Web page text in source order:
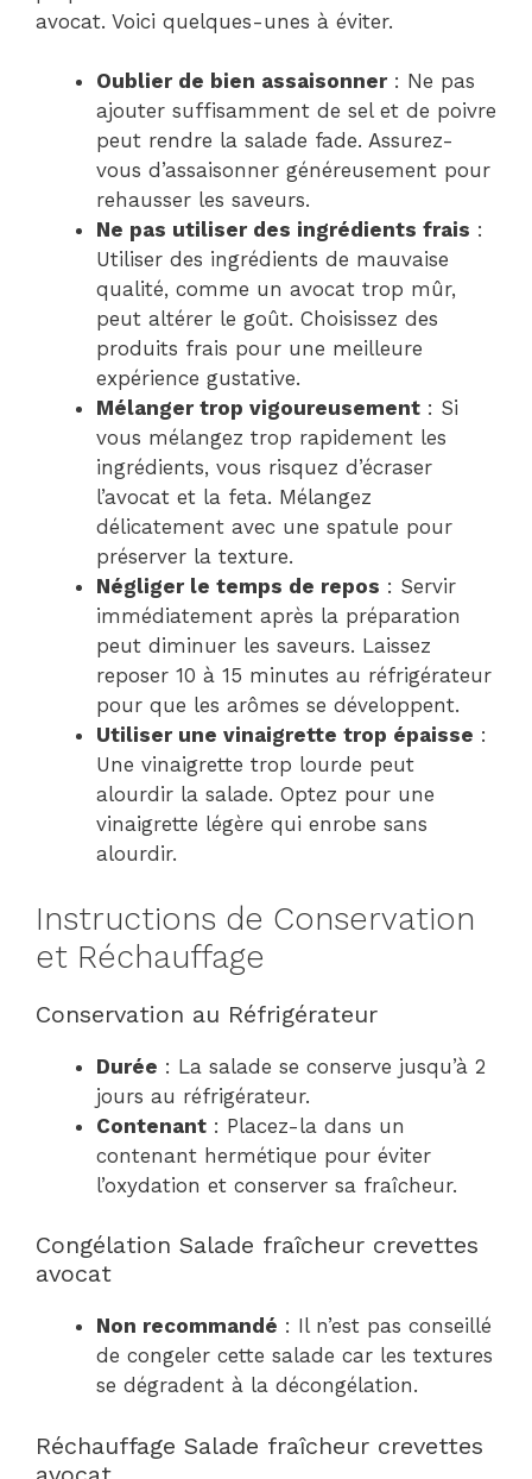
avocat. Voici quelques-unes à éviter.
Oublier de bien assaisonner: Ne pas
ajouter suffisamment de sel et de poivre
peut rendre la salade fade. Assurez-
vous d’assaisonner généreusement pour
rehausser les saveurs.
Ne pas utiliser des ingrédients frais :
Utiliser des ingrédients de mauvaise
qualité, comme un avocat trop mûr,
peut altérer le goût. Choisissez des
produits frais pour une meilleure
expérience gustative.
Mélanger trop vigoureusement : Si
vous mélangez trop rapidement les
ingrédients, vous risquez d’écraser
l’avocat et la feta. Mélangez
délicatement avec une spatule pour
préserver la texture.
Négliger le temps de repos : Servir
immédiatement après la préparation
peut diminuer les saveurs. Laissez
reposer 10 à 15 minutes au réfrigérateur
pour que les arômes se développent.
Utiliser une vinaigrette trop épaisse :
Une vinaigrette trop lourde peut
alourdir la salade. Optez pour une
vinaigrette légère qui enrobe sans
alourdir.
Instructions de Conservation
et Réchauffage
Conservation au Réfrigérateur
Durée : La salade se conserve jusqu’à 2
jours au réfrigérateur.
Contenant : Placez-la dans un
contenant hermétique pour éviter
l’oxydation et conserver sa fraîcheur.
Congélation Salade fraîcheur crevettes
avocat
Non recommandé : Il n’est pas conseillé
de congeler cette salade car les textures
se dégradent à la décongélation.
Réchauffage Salade fraîcheur crevettes